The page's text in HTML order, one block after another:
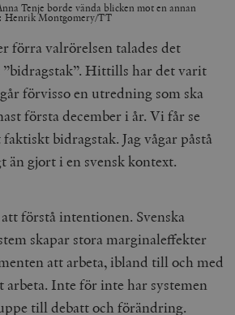
Tenje borde vända blicken mot en annan
Henrik Montgomery/TT
förra valrörelsen talades det
Hittills har det varit
förvisso en utredning som ska
första december i år. Vi får se
bidragstak. Jag vågar påstå
än gjort i en svensk kontext.
förstå intentionen. Svenska
skapar stora marginaleffekter
att arbeta, ibland till och med
arbeta. Inte för inte har systemen
till debatt och förändring.